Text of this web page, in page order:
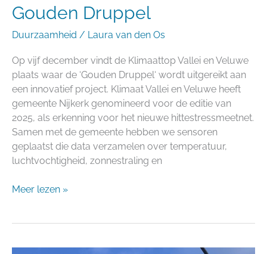
Gouden Druppel
Duurzaamheid / Laura van den Os
Op vijf december vindt de Klimaattop Vallei en Veluwe
plaats waar de ‘Gouden Druppel‘ wordt uitgereikt aan
een innovatief project. Klimaat Vallei en Veluwe heeft
gemeente Nijkerk genomineerd voor de editie van
2025, als erkenning voor het nieuwe hittestressmeetnet.
Samen met de gemeente hebben we sensoren
geplaatst die data verzamelen over temperatuur,
luchtvochtigheid, zonnestraling en
Meer lezen »